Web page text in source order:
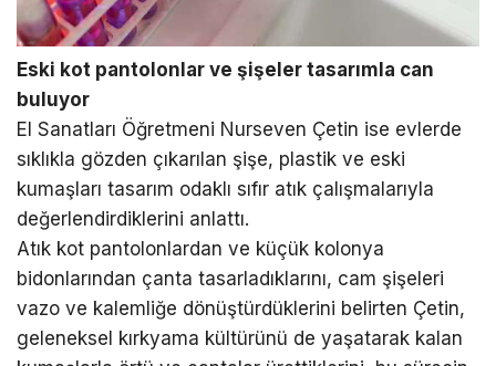
Eski kot pantolonlar ve şişeler tasarımla can
buluyor
El Sanatları Öğretmeni Nurseven Çetin ise evlerde
sıklıkla gözden çıkarılan şişe, plastik ve eski
kumaşları tasarım odaklı sıfır atık çalışmalarıyla
değerlendirdiklerini anlattı.
Atık kot pantolonlardan ve küçük kolonya
bidonlarından çanta tasarladıklarını, cam şişeleri
vazo ve kalemliğe dönüştürdüklerini belirten Çetin,
geleneksel kırkyama kültürünü de yaşatarak kalan